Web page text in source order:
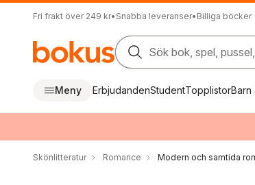
Fri frakt över 249 kr• Snabba leveranser• Billiga böcker
Sök bok, spel,
Meny ErbjudandenStudentTopplistorBarn
Skönlitteratur Romance Modern och samtida